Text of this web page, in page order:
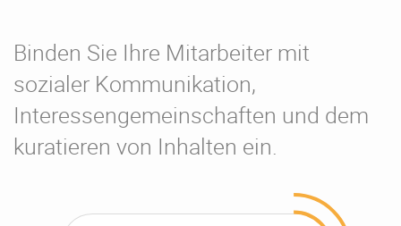
Binden Sie Ihre Mitarbeiter mit
sozialer Kommunikation,
Interessengemeinschaften und dem
kuratieren von Inhalten ein.